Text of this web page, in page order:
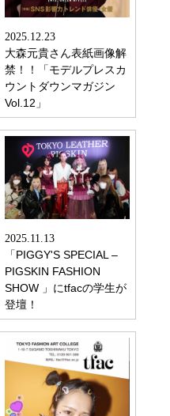
2025.12.23
大森元貴さん表紙画像解
禁！！「モデルプレスカ
ウントダウンマガジン
Vol.12」
2025.11.13
「PIGGY'S SPECIAL –
PIGSKIN FASHION
SHOW 」にtfacの学生が
登壇！